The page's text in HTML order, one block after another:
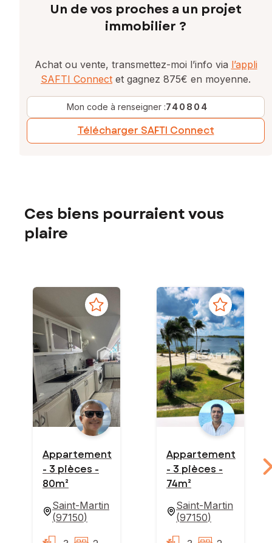
Un de vos proches a un projet
immobilier ?
Achat ou vente, transmettez-moi l’info via l’appli
SAFTI Connect et gagnez 875€ en moyenne.
Mon code à renseigner :740804
Télécharger SAFTI Connect
Ces biens pourraient vous
plaire
Appartement
- 3 pièces -
80m²
Saint-Martin
(97150)
Appartement
- 3 pièces -
74m²
Saint-Martin
(97150)